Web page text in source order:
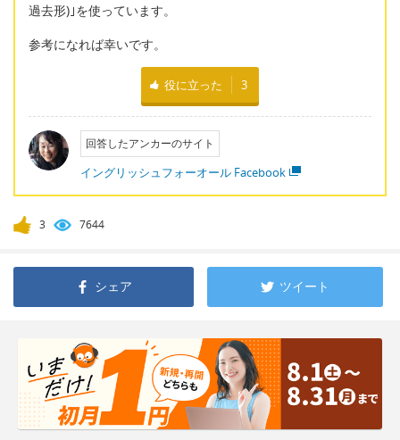
過去形)｣を使っています。
参考になれば幸いです。
役に立った 3
回答したアンカーのサイト
イングリッシュフォーオール Facebook
3 7644
シェア ツイート